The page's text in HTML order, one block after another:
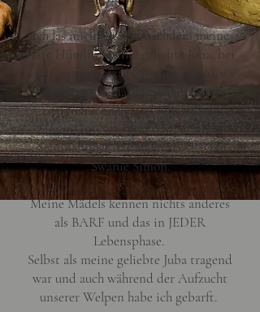
Ich las mich ein und nachdem meine
erste Hündin, meine geliebte Juba, bei
mir einzog setzte ich mich intensiv
mit dem Thema auseinander und
ziemlich schnell fand ich „Swanie
Simon“ im Netz und das passende
Seminar über das Thema BARF bei
Swanie Simon.
Meine Mädels kennen nichts anderes
als BARF und das in JEDER
Lebensphase.
Selbst als meine geliebte Juba tragend
war und auch während der Aufzucht
unserer Welpen habe ich gebarft.